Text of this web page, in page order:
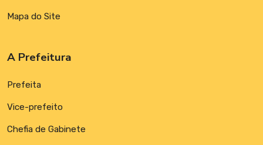
Mapa do Site
A Prefeitura
Prefeita
Vice-prefeito
Chefia de Gabinete